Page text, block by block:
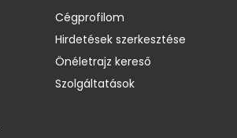
Cégprofilom
Hirdetések szerkesztése
Önéletrajz kereső
Szolgáltatások